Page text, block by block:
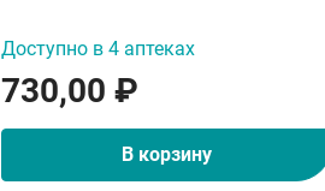
Доступно в 4 аптеках
730,00 ₽
В корзину